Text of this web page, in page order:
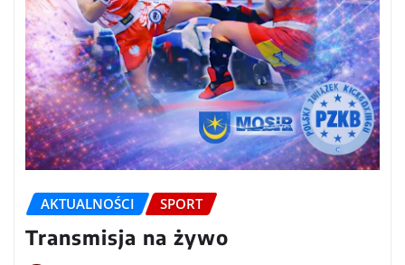
AKTUALNOŚCI SPORT
Transmisja na żywo